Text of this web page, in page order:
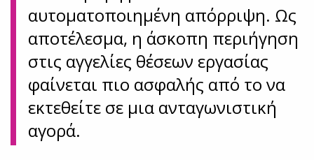
αυτοματοποιημένη απόρριψη. Ως
αποτέλεσμα, η άσκοπη περιήγηση
στις αγγελίες θέσεων εργασίας
φαίνεται πιο ασφαλής από το να
εκτεθείτε σε μια ανταγωνιστική
αγορά.